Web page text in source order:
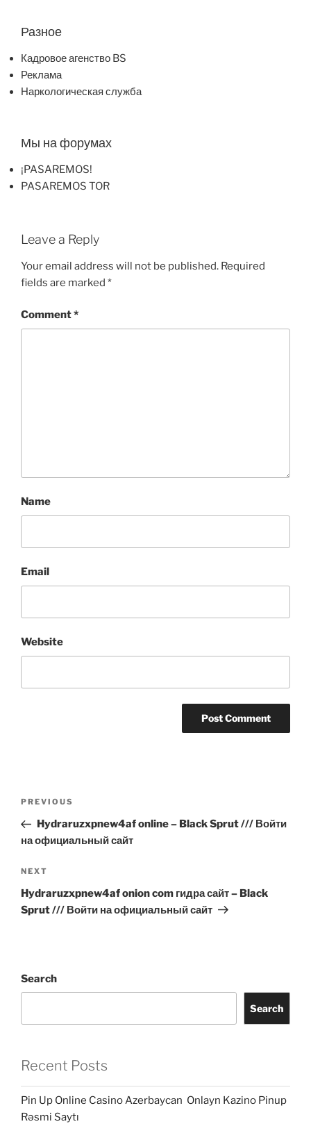
Разное
Кадровое агенство BS
Реклама
Наркологическая служба
Мы на форумах
¡PASAREMOS!
PASAREMOS TOR
Leave a Reply
Your email address will not be published. Required
fields are marked *
Comment*
Name
Email
Website
Previous
Post
PREVIOUS
Hydraruzxpnew4af online – Black Sprut /// Войти
на официальный сайт
Next
Post
NEXT
Hydraruzxpnew4af onion com гидра сайт – Black
Sprut /// Войти на официальный сайт
Search
Search
Recent Posts
Pin Up Online Casino Azerbaycan ️ Onlayn Kazino Pinup
Rəsmi Saytı